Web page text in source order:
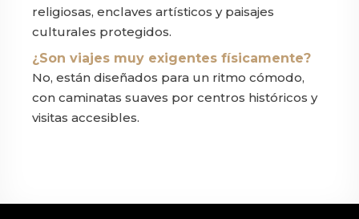
religiosas, enclaves artísticos y paisajes
culturales protegidos.
¿Son viajes muy exigentes físicamente?
No, están diseñados para un ritmo cómodo,
con caminatas suaves por centros históricos y
visitas accesibles.